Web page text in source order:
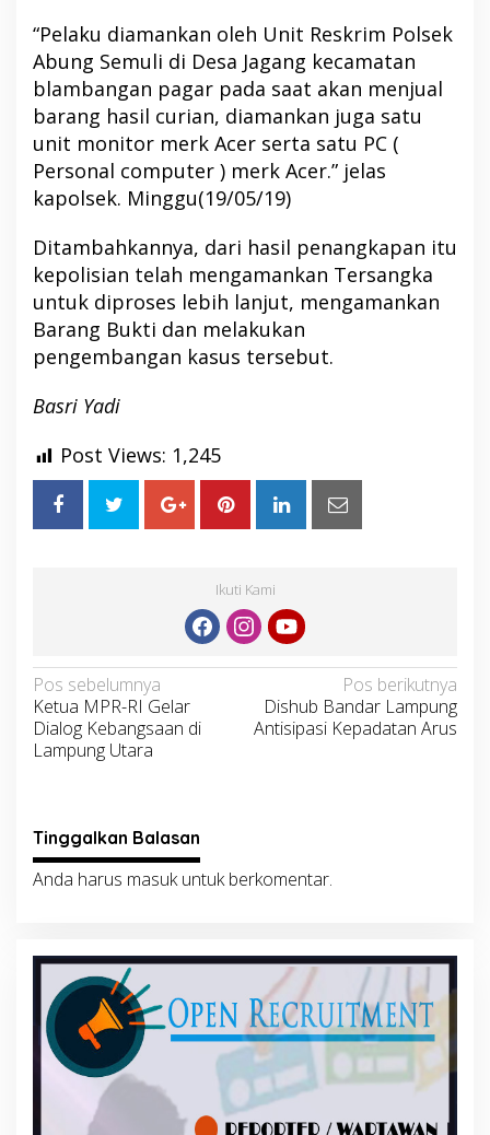
“Pelaku diamankan oleh Unit Reskrim Polsek
Abung Semuli di Desa Jagang kecamatan
blambangan pagar pada saat akan menjual
barang hasil curian, diamankan juga satu
unit monitor merk Acer serta satu PC (
Personal computer ) merk Acer.” jelas
kapolsek. Minggu(19/05/19)
Ditambahkannya, dari hasil penangkapan itu
kepolisian telah mengamankan Tersangka
untuk diproses lebih lanjut, mengamankan
Barang Bukti dan melakukan
pengembangan kasus tersebut.
Basri Yadi
Post Views: 1,245
Ikuti Kami
Navigasi
pos
Pos sebelumnya
Ketua MPR-RI Gelar
Dialog Kebangsaan di
Lampung Utara
Pos berikutnya
Dishub Bandar Lampung
Antisipasi Kepadatan Arus
Tinggalkan Balasan
Anda harus masukuntuk berkomentar.